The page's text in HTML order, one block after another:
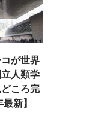
コが世界
人類学
ころ完
新】